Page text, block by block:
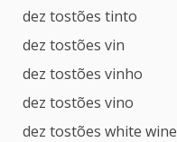
dez tostões tinto
dez tostões vin
dez tostões vinho
dez tostões vino
dez tostões white wine